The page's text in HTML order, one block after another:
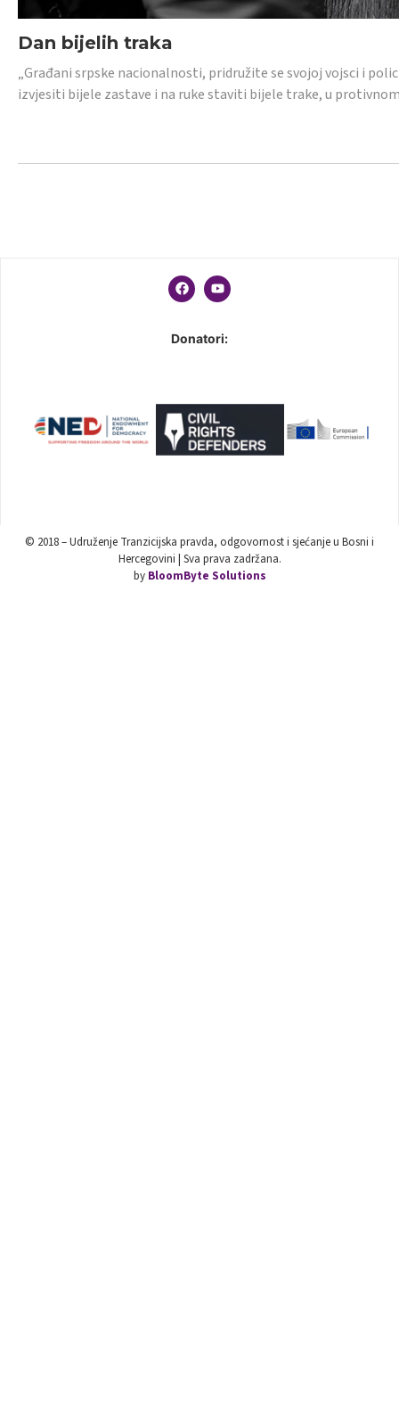
Dan bijelih traka
„Građani srpske nacionalnosti, pridružite se svojoj vojsci i
izvjesiti bijele zastave i na ruke staviti bijele trake, u
Donatori:
© 2018 – Udruženje Tranzicijska pravda, odgovornost i sjećanje u Bosni i
Hercegovini | Sva prava zadržana.
by BloomByte Solutions